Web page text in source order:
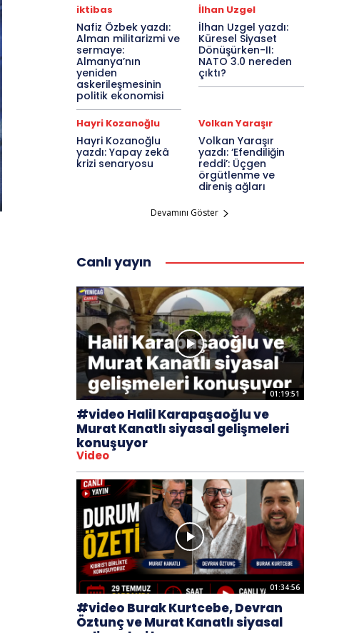
iktibas
Nafiz Özbek yazdı:
Alman militarizmi ve
sermaye:
Almanya’nın
yeniden
askerileşmesinin
politik ekonomisi
İlhan Uzgel
İlhan Uzgel yazdı:
Küresel Siyaset
Dönüşürken-II:
NATO 3.0 nereden
çıktı?
Hayri Kozanoğlu
Hayri Kozanoğlu
yazdı: Yapay zekâ
krizi senaryosu
Volkan Yaraşır
Volkan Yaraşır
yazdı: ‘Efendiliğin
reddi’: Üçgen
örgütlenme ve
direniş ağları
Devamını Göster
Canlı yayın
01:19:51
#video Halil Karapaşaoğlu ve
Murat Kanatlı siyasal gelişmeleri
konuşuyor
Video
01:34:56
#video Burak Kurtcebe, Devran
Öztunç ve Murat Kanatlı siyasal